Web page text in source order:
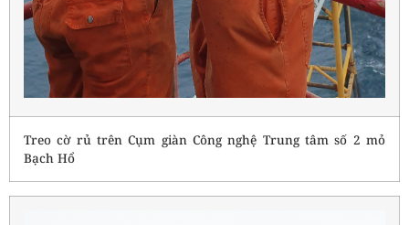
Treo cờ rủ trên Cụm giàn Công nghệ Trung tâm số 2 mỏ
Bạch Hổ